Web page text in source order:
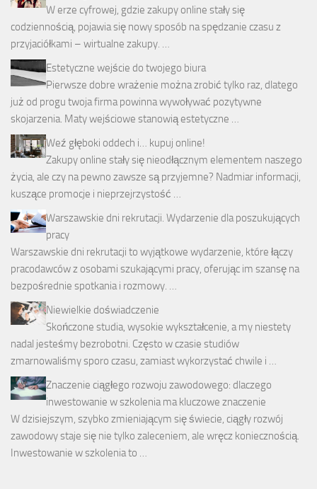
W erze cyfrowej, gdzie zakupy online stały się
codziennością, pojawia się nowy sposób na spędzanie czasu z
przyjaciółkami – wirtualne zakupy. …
Estetyczne wejście do twojego biura
Pierwsze dobre wrażenie można zrobić tylko raz, dlatego
już od progu twoja firma powinna wywoływać pozytywne
skojarzenia. Maty wejściowe stanowią estetyczne …
Weź głęboki oddech i… kupuj online!
Zakupy online stały się nieodłącznym elementem naszego
życia, ale czy na pewno zawsze są przyjemne? Nadmiar informacji,
kuszące promocje i nieprzejrzystość …
Warszawskie dni rekrutacji. Wydarzenie dla poszukujących
pracy
Warszawskie dni rekrutacji to wyjątkowe wydarzenie, które łączy
pracodawców z osobami szukającymi pracy, oferując im szansę na
bezpośrednie spotkania i rozmowy. …
Niewielkie doświadczenie
Skończone studia, wysokie wykształcenie, a my niestety
nadal jesteśmy bezrobotni. Często w czasie studiów
zmarnowaliśmy sporo czasu, zamiast wykorzystać chwile i …
Znaczenie ciągłego rozwoju zawodowego: dlaczego
inwestowanie w szkolenia ma kluczowe znaczenie
W dzisiejszym, szybko zmieniającym się świecie, ciągły rozwój
zawodowy staje się nie tylko zaleceniem, ale wręcz koniecznością.
Inwestowanie w szkolenia to …